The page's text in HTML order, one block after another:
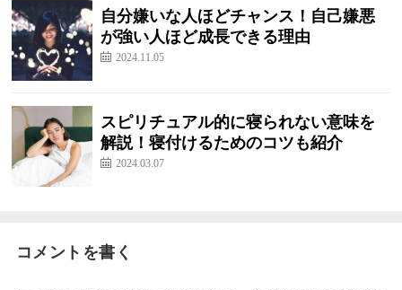
自分嫌いな人ほどチャンス！自己嫌悪
が強い人ほど成長できる理由
2024.11.05
スピリチュアル的に寝られない意味を
解説！寝付けるためのコツも紹介
2024.03.07
コメントを書く